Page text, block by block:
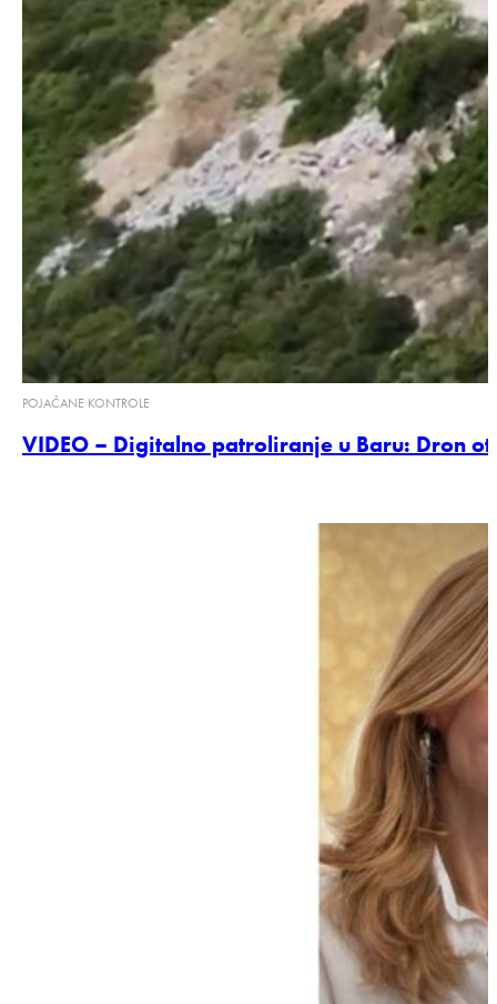
POJAČANE KONTROLE
VIDEO – Digitalno patroliranje u Baru: Dron